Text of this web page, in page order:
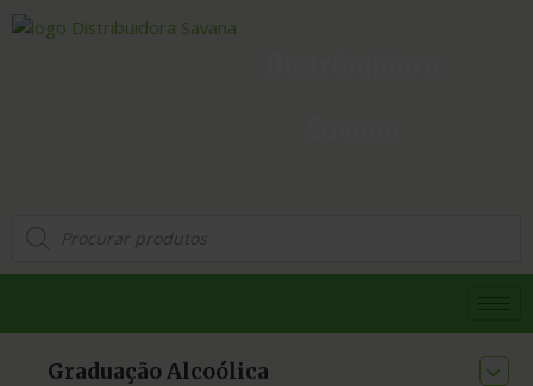
Graduação Alcoólica